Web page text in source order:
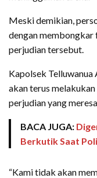
Meski demikian,
dengan
perjudian tersebut.
Kapolsek Telluwanua
akan terus
perjudian yang
BACA JUGA:
Berkutik Saat
“Kami tidak akan